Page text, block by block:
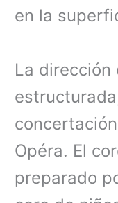
en la
La dirección
Opéra. El
preparado